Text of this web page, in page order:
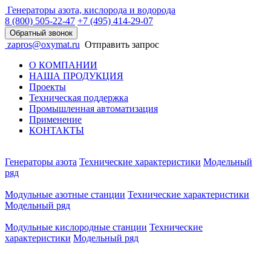
Генераторы азота, кислорода и водорода
8 (800) 505-22-47 +7 (495) 414-29-07
Обратный звонок
zapros@oxymat.ru Отправить запрос
О КОМПАНИИ
НАША ПРОДУКЦИЯ
Проекты
Техническая поддержка
Промышленная автоматизация
Применение
КОНТАКТЫ
Генераторы азота Технические характеристики Модельный
ряд
Модульные азотные станции Технические характеристики
Модельный ряд
Модульные кислородные станции Технические
характеристики Модельный ряд